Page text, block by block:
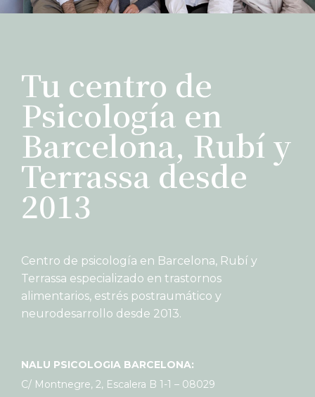
Tu centro de
Psicología en
Barcelona, Rubí y
Terrassa desde
2013
Centro de psicología en Barcelona, Rubí y
Terrassa especializado en trastornos
alimentarios, estrés postraumático y
neurodesarrollo desde 2013.
NALU PSICOLOGIA BARCELONA:
C/ Montnegre, 2, Escalera B 1-1 – 08029